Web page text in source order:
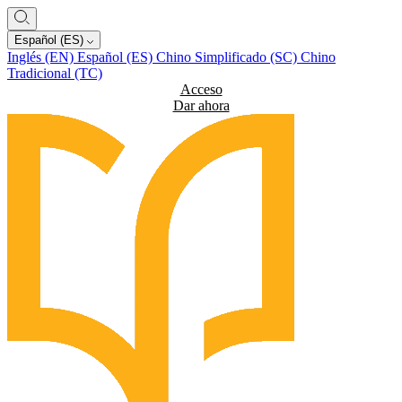
Español (ES)
Inglés (EN) Español (ES) Chino Simplificado (SC) Chino
Tradicional (TC)
Acceso
Dar ahora